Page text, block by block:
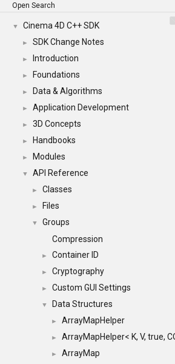
Open Search
▼ Cinema 4D C++ SDK
► SDK Change Notes
► Introduction
► Foundations
► Data & Algorithms
► Application Development
► 3D Concepts
► Handbooks
► Modules
▼ API Reference
► Classes
► Files
▼
Groups
Compression
► Container ID
► Cryptography
► Custom GUI Settings
▼ Data Structures
► ArrayMapHelper
► ArrayMapHelper< K, V, true,
► ArrayMap